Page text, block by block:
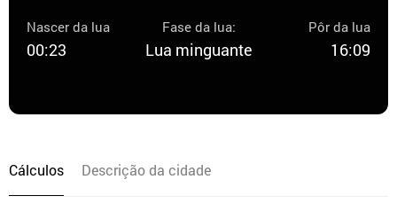
Nascer da lua
00:23
Fase da lua:
Lua minguante
Pôr da lua
16:09
Cálculos Descrição da cidade